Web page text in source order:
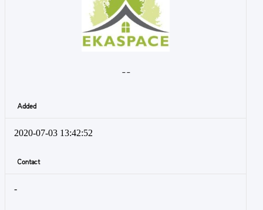
- -
Added
2020-07-03 13:42:52
Contact
-